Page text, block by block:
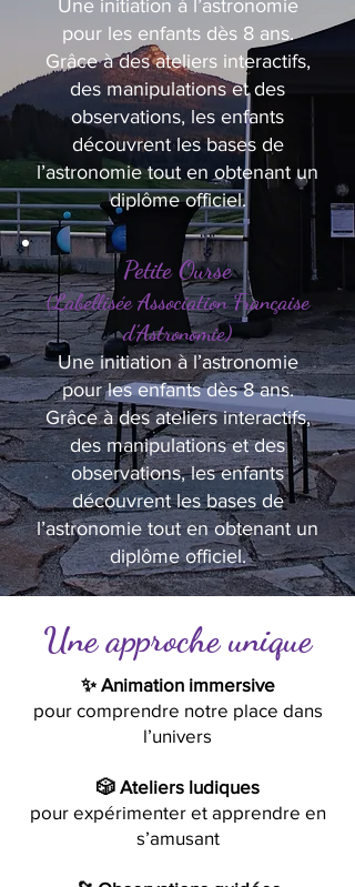
Une initiation à l’astronomie
pour les enfants dès 8 ans.
Grâce à des ateliers interactifs,
des manipulations et des
observations, les enfants
découvrent les bases de
l’astronomie tout en obtenant un
diplôme officiel.
Petite Ourse
(Labellisée Association Française
d’Astronomie)
Une initiation à l’astronomie
pour les enfants dès 8 ans.
Grâce à des ateliers interactifs,
des manipulations et des
observations, les enfants
découvrent les bases de
l’astronomie tout en obtenant un
diplôme officiel.
Une approche unique
✨ Animation immersive
pour comprendre notre place dans
l’univers
🎲 Ateliers ludiques
pour expérimenter et apprendre en
s’amusant